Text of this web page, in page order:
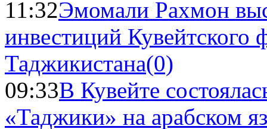
11:32Эмомали Рахмон
инвестиций Кувейтского
Таджикистана(0)
09:33В Кувейте
«Таджики» на арабском